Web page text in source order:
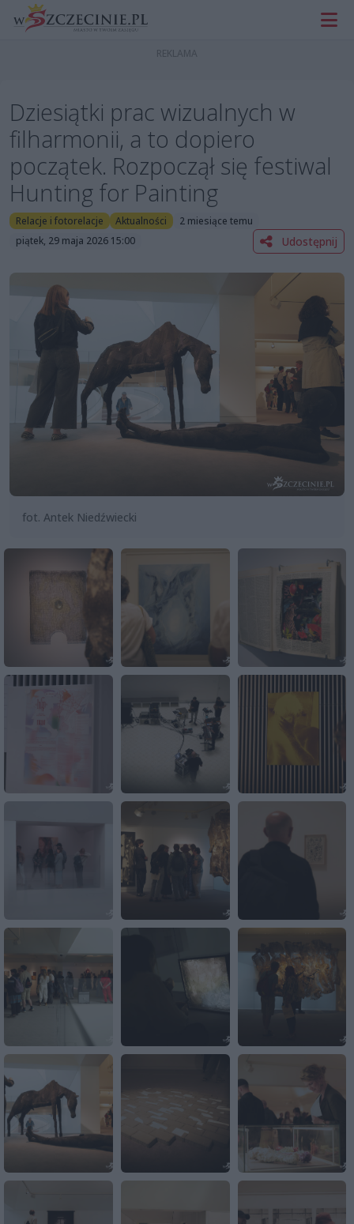
Dziesiątki prac wizualnych w
filharmonii, a to dopiero
początek. Rozpoczął się festiwal
Hunting for Painting
Relacje i fotorelacje Aktualności
2 miesiące temu
piątek, 29 maja 2026 15:00
Udostępnij
fot. Antek Niedźwiecki